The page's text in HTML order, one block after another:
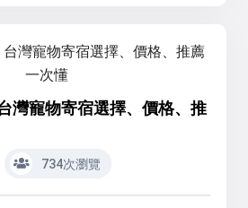
灣寵物寄宿選擇、價格、推
734次瀏覽